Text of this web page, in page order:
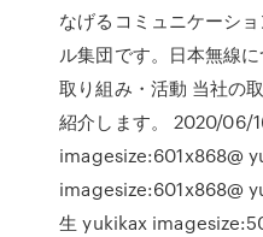
なげるコミュニケーシ
ル集団です。日本無線に
取り組み・活動 当社の
紹介します。 2020/06/
imagesize:601x868@
imagesize:601x868@
生 yukikax